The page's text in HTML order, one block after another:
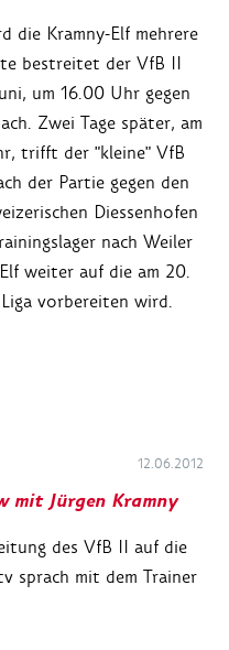
die Kramny-Elf mehrere
bestreitet der VfB II
um 16.00 Uhr gegen
Zwei Tage später, am
trifft der "kleine" VfB
der Partie gegen den
Diessenhofen
nach Weiler
weiter auf die am 20.
vorbereiten wird.
12.06.2012
mit Jürgen Kramny
des VfB II auf die
sprach mit dem Trainer